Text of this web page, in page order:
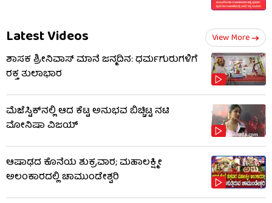
Latest Videos View More
ಶಾಸಕ ಶ್ರೀನಿವಾಸ್ ಮಾನೆ ಜನ್ಮದಿನ: ಧರ್ಮಗುರುಗಳಿಗೆ
ರಕ್ತ ತುಲಾಭಾರ
ಮೆಜೆಸ್ಟಿಕ್​​ನಲ್ಲಿ ಆದ ಕೆಟ್ಟ ಅನುಭವ ಬಿಚ್ಚಿಟ್ಟ ನಟಿ
ಮೋನಿಷಾ ವಿಜಯ್
ಆಷಾಢದ ಕೊನೆಯ ಶುಕ್ರವಾರ; ಮಹಾಲಕ್ಷ್ಮೀ
ಅಲಂಕಾರದಲ್ಲಿ ಚಾಮುಂಡೇಶ್ವರಿ